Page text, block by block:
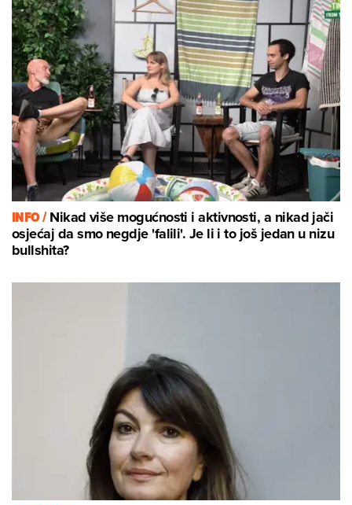
INFO /Nikad više mogućnosti i aktivnosti, a nikad jači
osjećaj da smo negdje 'falili'. Je li i to još jedan u nizu
bullshita?